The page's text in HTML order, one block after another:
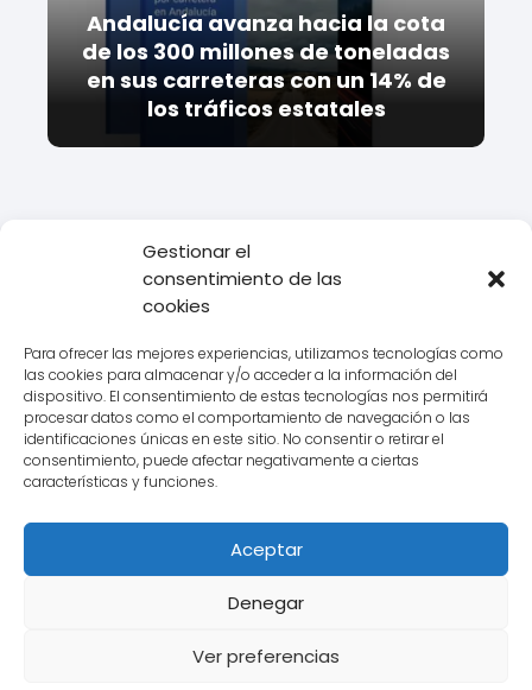
Gestionar el
consentimiento de las
cookies
Para ofrecer las mejores experiencias, utilizamos tecnologías como
las cookies para almacenar y/o acceder a la información del
dispositivo. El consentimiento de estas tecnologías nos permitirá
procesar datos como el comportamiento de navegación o las
identificaciones únicas en este sitio. No consentir o retirar el
consentimiento, puede afectar negativamente a ciertas
características y funciones.
Aceptar
Denegar
Ver preferencias
Andalucía avanza hacia la cota
de los 300 millones de toneladas
en sus carreteras con un 14% de
los tráficos estatales
Transporte
Tacholab: La tecnología que
revoluciona la medición de tiempos en el transporte
Aviso legal
Política de Cookies
Política de Privacidad
Contacto